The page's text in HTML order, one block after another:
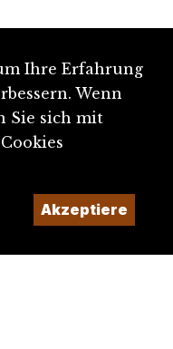
Ihre Erfahrung
Wenn
Sie sich mit
Akzeptiere